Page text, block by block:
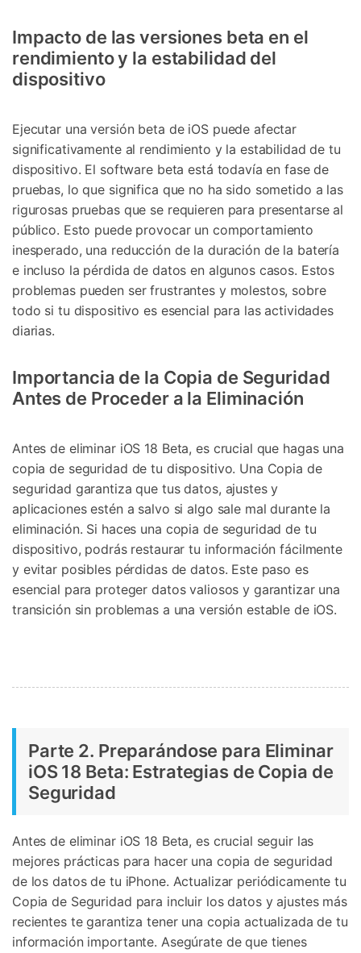
Impacto de las versiones beta en el
rendimiento y la estabilidad del
dispositivo
Ejecutar una versión beta de iOS puede afectar
significativamente al rendimiento y la estabilidad de tu
dispositivo. El software beta está todavía en fase de
pruebas, lo que significa que no ha sido sometido a las
rigurosas pruebas que se requieren para presentarse al
público. Esto puede provocar un comportamiento
inesperado, una reducción de la duración de la batería
e incluso la pérdida de datos en algunos casos. Estos
problemas pueden ser frustrantes y molestos, sobre
todo si tu dispositivo es esencial para las actividades
diarias.
Importancia de la Copia de Seguridad
Antes de Proceder a la Eliminación
Antes de eliminar iOS 18 Beta, es crucial que hagas una
copia de seguridad de tu dispositivo. Una Copia de
seguridad garantiza que tus datos, ajustes y
aplicaciones estén a salvo si algo sale mal durante la
eliminación. Si haces una copia de seguridad de tu
dispositivo, podrás restaurar tu información fácilmente
y evitar posibles pérdidas de datos. Este paso es
esencial para proteger datos valiosos y garantizar una
transición sin problemas a una versión estable de iOS.
Parte 2. Preparándose para Eliminar
iOS 18 Beta: Estrategias de Copia de
Seguridad
Antes de eliminar iOS 18 Beta, es crucial seguir las
mejores prácticas para hacer una copia de seguridad
de los datos de tu iPhone. Actualizar periódicamente tu
Copia de Seguridad para incluir los datos y ajustes más
recientes te garantiza tener una copia actualizada de tu
información importante. Asegúrate de que tienes